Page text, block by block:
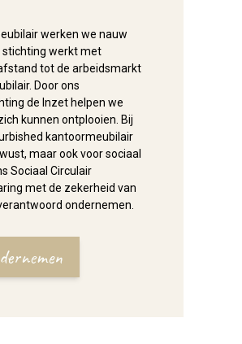
werken we nauw
stichting werkt met
tot de arbeidsmarkt
Door ons
de Inzet helpen we
kunnen ontplooien. Bij
kantoormeubilair
maar ook voor sociaal
Sociaal Circulair
met de zekerheid van
ondernemen.